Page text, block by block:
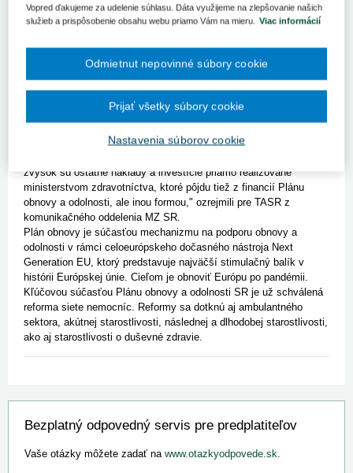
troch výziev v celkovej výške 971 miliónov eur naplánované na
apríl. Ostatné dve výzvy, okrem júnovej, sú zamerané na
podľa aktualizovaného harmonogramu vyhlásiť v
septembri.Výziev má byť celkovo 20 v sume viac ako 1,1 miliardy
neho vyhlásiť tento rok, niektoré začiatkom budúceho
zdravotníctva je približne 1,3 miliardy eur bez DPH. Suma približne
zvyšok sú ostatné náklady a investície priamo realizované
ministerstvom zdravotníctva, ktoré pôjdu tiež z financií Plánu
obnovy a odolnosti, ale inou formou," ozrejmili pre TASR z
komunikačného oddelenia MZ SR.
Plán obnovy je súčasťou mechanizmu na podporu obnovy a
odolnosti v rámci celoeurópskeho dočasného nástroja Next
Generation EU, ktorý predstavuje najväčší stimulačný balík v
histórii Európskej únie. Cieľom je obnoviť Európu po pandémii.
Kľúčovou súčasťou Plánu obnovy a odolnosti SR je už schválená
reforma siete nemocníc. Reformy sa dotknú aj ambulantného
sektora, akútnej starostlivosti, následnej a dlhodobej starostlivosti,
ako aj starostlivosti o duševné zdravie.
Bezplatný odpovedný servis pre predplatiteľov
Vaše otázky môžete zadať na www.otazkyodpovede.sk.
Vopred ďakujeme za udelenie súhlasu. Dáta využijeme na zlepšovanie našich
služieb a prispôsobenie obsahu webu priamo Vám na mieru. Viac informácií
Nastavenia súborov cookie
Odmietnut nepovinné súbory cookie
Prijať všetky súbory cookie